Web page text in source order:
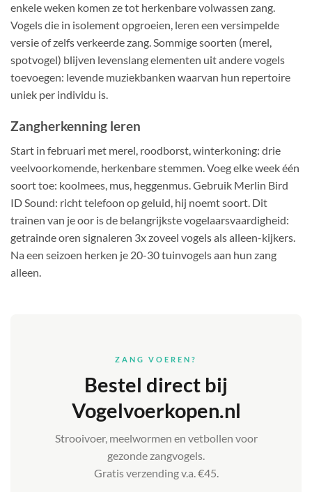
enkele weken komen ze tot herkenbare volwassen zang.
Vogels die in isolement opgroeien, leren een versimpelde
versie of zelfs verkeerde zang. Sommige soorten (merel,
spotvogel) blijven levenslang elementen uit andere vogels
toevoegen: levende muziekbanken waarvan hun repertoire
uniek per individu is.
Zangherkenning leren
Start in februari met merel, roodborst, winterkoning: drie
veelvoorkomende, herkenbare stemmen. Voeg elke week één
soort toe: koolmees, mus, heggenmus. Gebruik Merlin Bird
ID Sound: richt telefoon op geluid, hij noemt soort. Dit
trainen van je oor is de belangrijkste vogelaarsvaardigheid:
getrainde oren signaleren 3x zoveel vogels als alleen-kijkers.
Na een seizoen herken je 20-30 tuinvogels aan hun zang
alleen.
ZANG VOEREN?
Bestel direct bij
Vogelvoerkopen.nl
Strooivoer, meelwormen en vetbollen voor
gezonde zangvogels.
Gratis verzending v.a. €45.